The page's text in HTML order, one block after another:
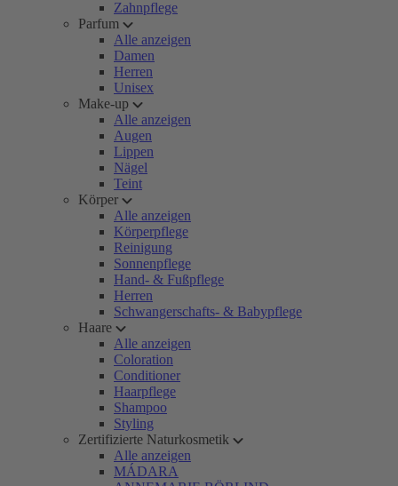
Zahnpflege
Parfum
Alle anzeigen
Damen
Herren
Unisex
Make-up
Alle anzeigen
Augen
Lippen
Nägel
Teint
Körper
Alle anzeigen
Körperpflege
Reinigung
Sonnenpflege
Hand- & Fußpflege
Herren
Schwangerschafts- & Babypflege
Haare
Alle anzeigen
Coloration
Conditioner
Haarpflege
Shampoo
Styling
Zertifizierte Naturkosmetik
Alle anzeigen
MÁDARA